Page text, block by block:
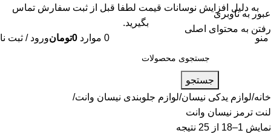
عبور به ناوبری
رفتن به محتوای اصلی
به دلیل افزایش نوسانات قیمت لطفا قبل از ثبت سفارش تماس
بگیرید.
منو
0 موارد 0تومانورود / ثبت
جستجو
خانه لوازم یدکی نیسان لوازم جلوبندی نیسان وانت
لنت ترمز نیسان وانت
نمایش 1–18 از 25 نتیجه